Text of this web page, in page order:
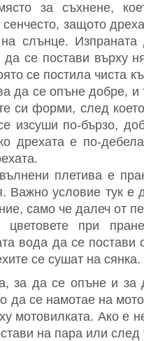
за съхнене,
защото
слънце.
се постави върху
се постила чиста
да се опъне добре, и
си форми, след
изсуши по-бързо,
дрехата е по-
плетива е
Важно условие тук е
само че далеч от
при
вода да се постави
се сушат на сянка.
за да се опъне и за
да се намотае на
мото­вилката. Ако е
на пара или след